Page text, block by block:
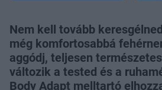
Nem kell tovább
még komfortosabbá
aggódj, teljesen
változik a tested és a
Body Adapt melltartó